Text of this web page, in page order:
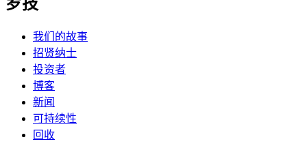
我们的故事
招贤纳士
投资者
博客
新闻
可持续性
回收